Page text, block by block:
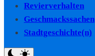
Revierverhalten
Geschmackssachen
Stadtgeschichte(n)